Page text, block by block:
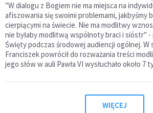
"W dialogu z Bogiem nie ma miejsca na
afiszowania się swoimi problemami, jakbyśmy
cierpiącymi na świecie. Nie ma modlitwy
nie byłaby modlitwą wspólnoty braci i sióstr" -
Święty podczas środowej audiencji ogólnej. W
Franciszek powrócił do rozważania treści
jego słów w auli Pawła VI wysłuchało około 7
WIĘCEJ